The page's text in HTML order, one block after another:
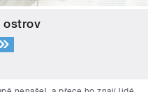
ostrov